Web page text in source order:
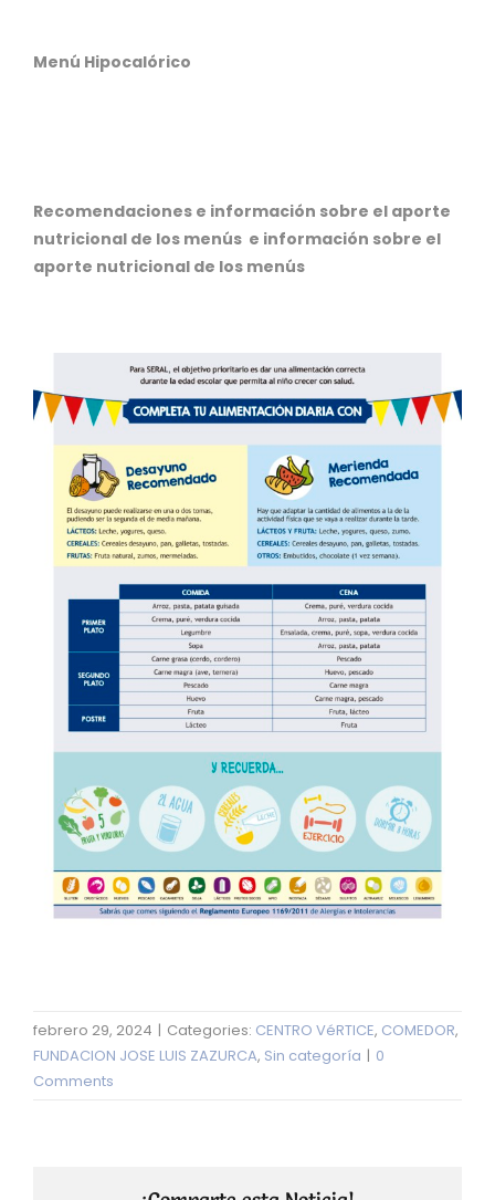
Menú Hipocalórico
Recomendaciones e información sobre el aporte
nutricional de los menús e información sobre el
aporte nutricional de los menús
febrero 29, 2024 | Categories: CENTRO VéRTICE, COMEDOR,
FUNDACION JOSE LUIS ZAZURCA, Sin categoría | 0
Comments